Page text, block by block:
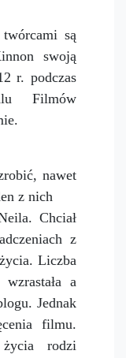
są
swoją
r. podczas
Filmów
nawet
z nich
Chciał
z
Liczba
a
Jednak
filmu.
rodzi